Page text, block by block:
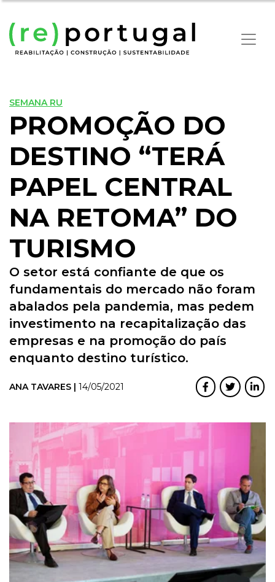
SEMANA RU
PROMOÇÃO DO
DESTINO “TERÁ
PAPEL CENTRAL
NA RETOMA” DO
TURISMO
O setor está confiante de que os
fundamentais do mercado não foram
abalados pela pandemia, mas pedem
investimento na recapitalização das
empresas e na promoção do país
enquanto destino turístico.
ANA TAVARES | 14/05/2021